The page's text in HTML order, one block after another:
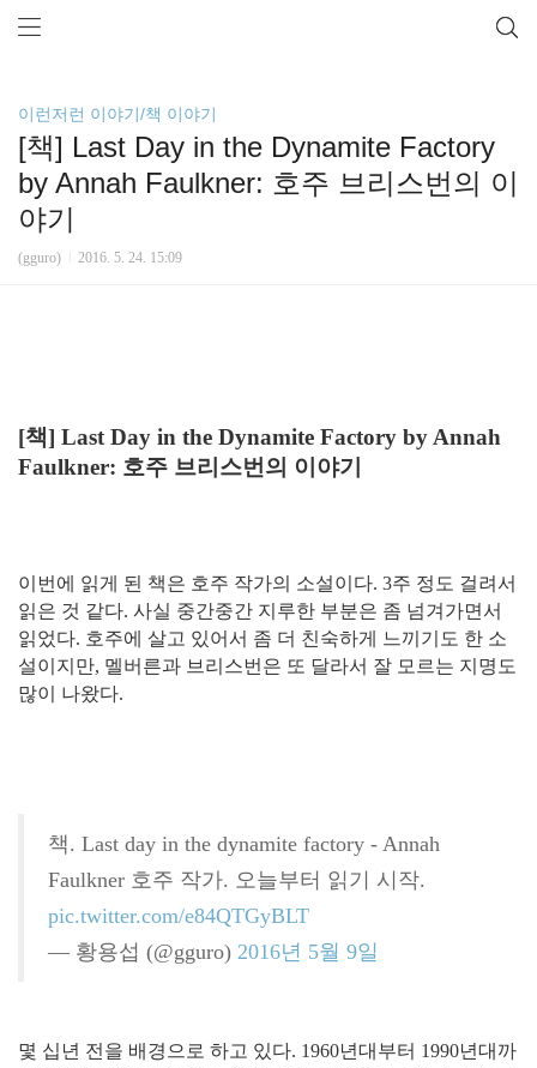
이런저런 이야기/책 이야기
[책] Last Day in the Dynamite Factory
by Annah Faulkner: 호주 브리스번의 이
야기
(gguro) 2016. 5. 24. 15:09
[책] Last Day in the Dynamite Factory by Annah
Faulkner: 호주 브리스번의 이야기
이번에 읽게 된 책은 호주 작가의 소설이다. 3주 정도 걸려서
읽은 것 같다. 사실 중간중간 지루한 부분은 좀 넘겨가면서
읽었다. 호주에 살고 있어서 좀 더 친숙하게 느끼기도 한 소
설이지만, 멜버른과 브리스번은 또 달라서 잘 모르는 지명도
많이 나왔다.
책. Last day in the dynamite factory - Annah
Faulkner 호주 작가. 오늘부터 읽기 시작.
pic.twitter.com/e84QTGyBLT
— 황용섭 (@gguro) 2016년 5월 9일
몇 십년 전을 배경으로 하고 있다. 1960년대부터 1990년대까